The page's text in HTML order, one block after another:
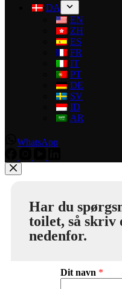
DA
EN
ZH
ES
FR
IT
PT
DE
SV
ID
AR
WhatsApp
Har du
toilet, så skriv
nedenfor.
Dit navn *